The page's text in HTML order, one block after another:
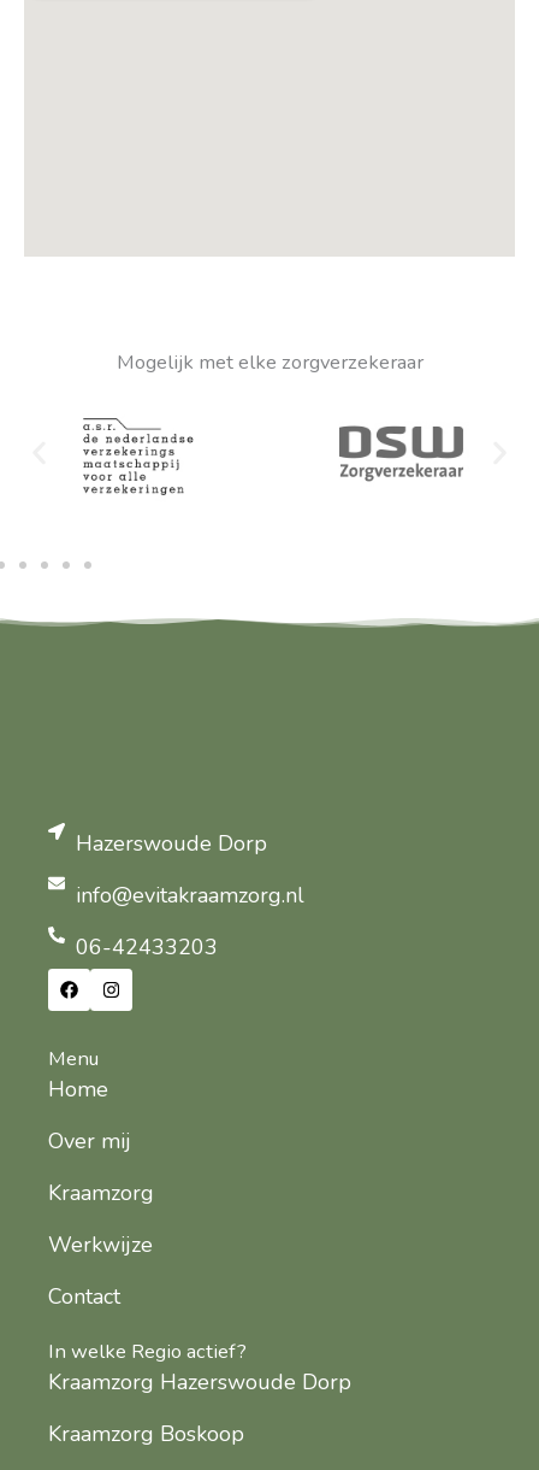
Mogelijk met elke zorgverzekeraar
Hazerswoude Dorp
info@evitakraamzorg.nl
06-42433203
Menu
Home
Over mij
Kraamzorg
Werkwijze
Contact
In welke Regio actief?
Kraamzorg Hazerswoude Dorp
Kraamzorg Boskoop